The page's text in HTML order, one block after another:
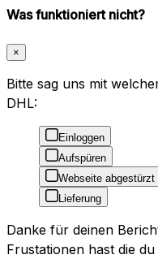
Was funktioniert nicht?
×
Bitte sag uns mit
DHL:
Einloggen
Aufspüren
Webseite abgestürzt
Lieferung
Danke für deinen
Frustationen hast die